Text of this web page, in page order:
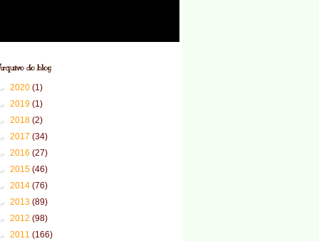
do blog
2020 (1)
2019 (1)
2018 (2)
2017 (34)
2016 (27)
2015 (46)
2014 (76)
2013 (89)
2012 (98)
2011 (166)